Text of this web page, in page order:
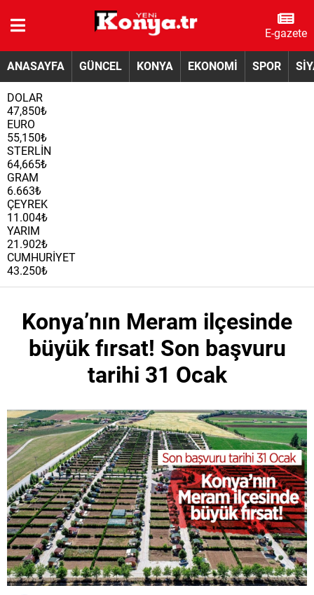
E-gazete
ANASAYFA GÜNCEL KONYA EKONOMİ SPOR
DOLAR
47,850₺
EURO
55,150₺
STERLİN
64,665₺
GRAM
6.663₺
ÇEYREK
11.004₺
YARIM
21.902₺
CUMHURİYET
43.250₺
Konya’nın Meram ilçesinde
büyük fırsat! Son başvuru
tarihi 31 Ocak